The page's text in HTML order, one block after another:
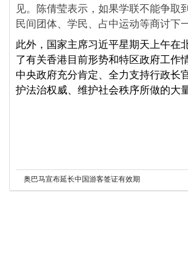
见。陈倩莹表示，如果学联不能争取
民间团体、学民、占中运动等商讨下
此外，国家主席习近平星期天上午在
了有关香港目前形势和特区政府工作
中央政府充分肯定、全力支持行政长
护法治权威、维护社会秩序所做的大
奥巴马宣布延长中国游客签证有效期